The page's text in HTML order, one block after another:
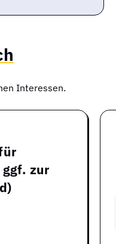
Interessen.
zur